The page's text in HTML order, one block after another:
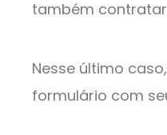
também
Nesse último
formulário com